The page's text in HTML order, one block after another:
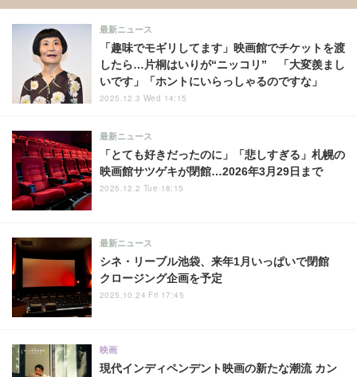
「趣味でモギリしてます」映画館でチケットを渡
したら…片桐はいりが“ニッコリ” 「大変羨まし
いです」「ホントにいらっしゃるのですな」
最新ニュース
2025.12.3 Wed 14:15
「とても好きだったのに」「悲しすぎる」札幌の
映画館サツゲキが閉館…2026年3月29日まで
最新ニュース
2025.12.2 Tue 18:15
シネ・リーブル池袋、来年1月いっぱいで閉館
クロージング企画を予定
最新ニュース
2025.10.24 Fri 17:45
現代インディペンデント映画の新たな潮流 カン
映画